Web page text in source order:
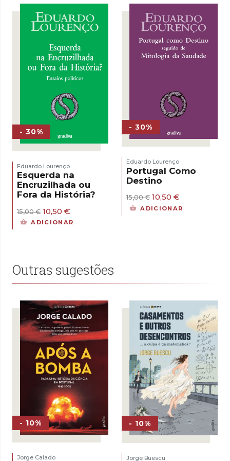
15,00 €.10,50 €.
15,00 €.10,50 €.
- 30%
Eduardo Lourenço
Esquerda na
Encruzilhada ou
Fora da História?
15,00€ O
preço
10,50 €
preço
ADICIONAR
- 30%
Eduardo Lourenço
Portugal Como
Destino
15,00€ O
preço
original
10,50 €O
preço
atual
ADICIONAR
Outras sugestões
- 10%
Jorge Calado
- 10%
Jorge Buescu